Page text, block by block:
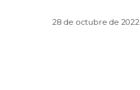
28 de octubre de 2022